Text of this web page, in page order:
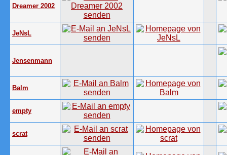
Dreamer 2002
JeNsL
Jensenmann
Balm
empty
scrat